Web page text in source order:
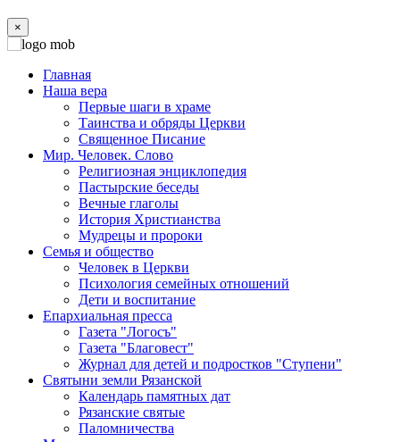
×
Главная
Наша вера
Первые шаги в храме
Таинства и обряды Церкви
Священное Писание
Мир. Человек. Слово
Религиозная энциклопедия
Пастырские беседы
Вечные глаголы
История Христианства
Мудрецы и пророки
Семья и общество
Человек в Церкви
Психология семейных отношений
Дети и воспитание
Епархиальная пресса
Газета "Логосъ"
Газета "Благовест"
Журнал для детей и подростков "Ступени"
Святыни земли Рязанской
Календарь памятных дат
Рязанские святые
Паломничества